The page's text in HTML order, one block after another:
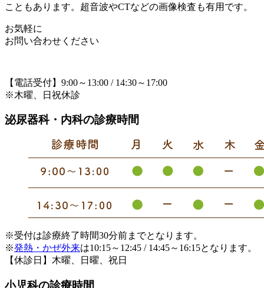
こともあります。超音波やCTなどの画像検査も有用です。
お気軽に
お問い合わせください
【電話受付】9:00～13:00 / 14:30～17:00
※木曜、日祝休診
泌尿器科・内科の診療時間
※受付は診療終了時間30分前までとなります。
※発熱・かぜ外来は10:15～12:45 / 14:45～16:15となります。
【休診日】木曜、日曜、祝日
小児科の診療時間